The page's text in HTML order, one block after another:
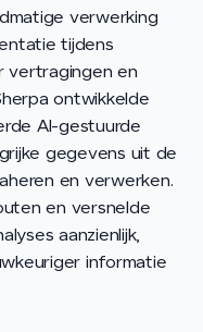
verwerking
tijdens
vertragingen en
ontwikkelde
AI-gestuurde
gegevens uit de
en verwerken.
en versnelde
aanzienlijk,
informatie